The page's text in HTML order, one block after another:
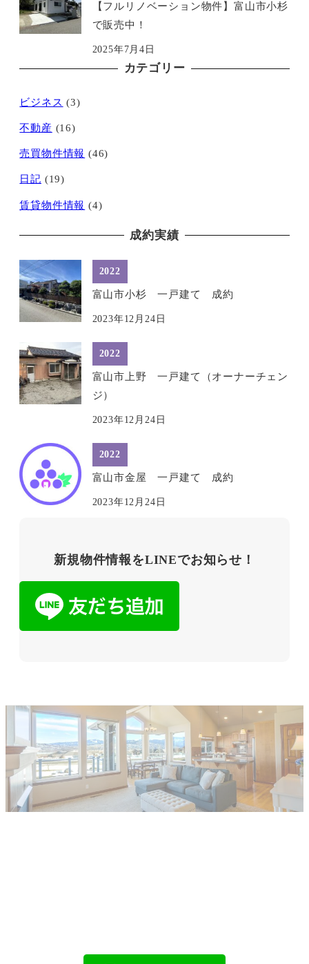
【フルリノベーション物件】富山市小杉
で販売中！
2025年7月4日
カテゴリー
ビジネス (3)
不動産 (16)
売買物件情報 (46)
日記 (19)
賃貸物件情報 (4)
成約実績
2022
富山市小杉 一戸建て 成約
2023年12月24日
2022
富山市上野 一戸建て（オーナーチェン
ジ）
2023年12月24日
2022
富山市金屋 一戸建て 成約
2023年12月24日
新規物件情報をLINEでお知らせ！